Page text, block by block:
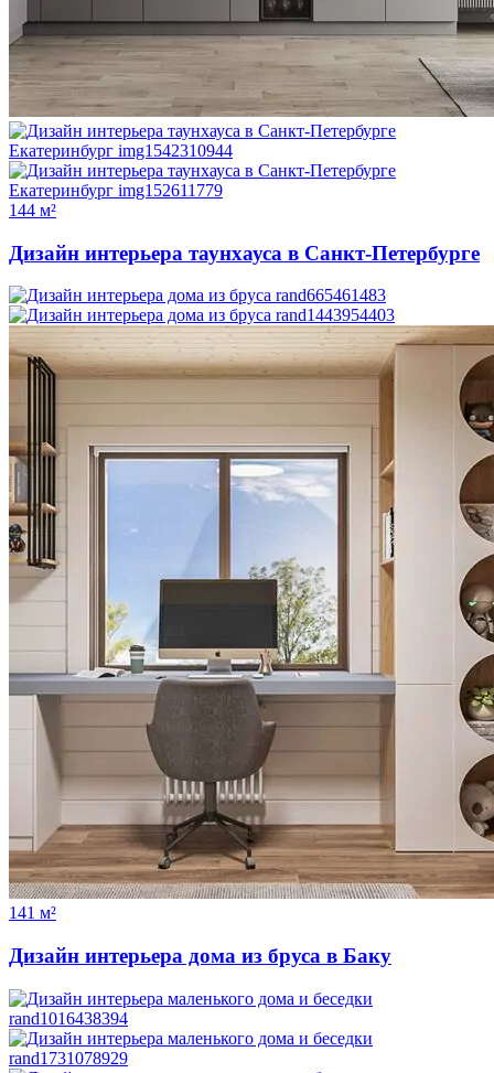
144 м²
Дизайн интерьера таунхауса в Санкт-Петербурге
141 м²
Дизайн интерьера дома из бруса в Баку